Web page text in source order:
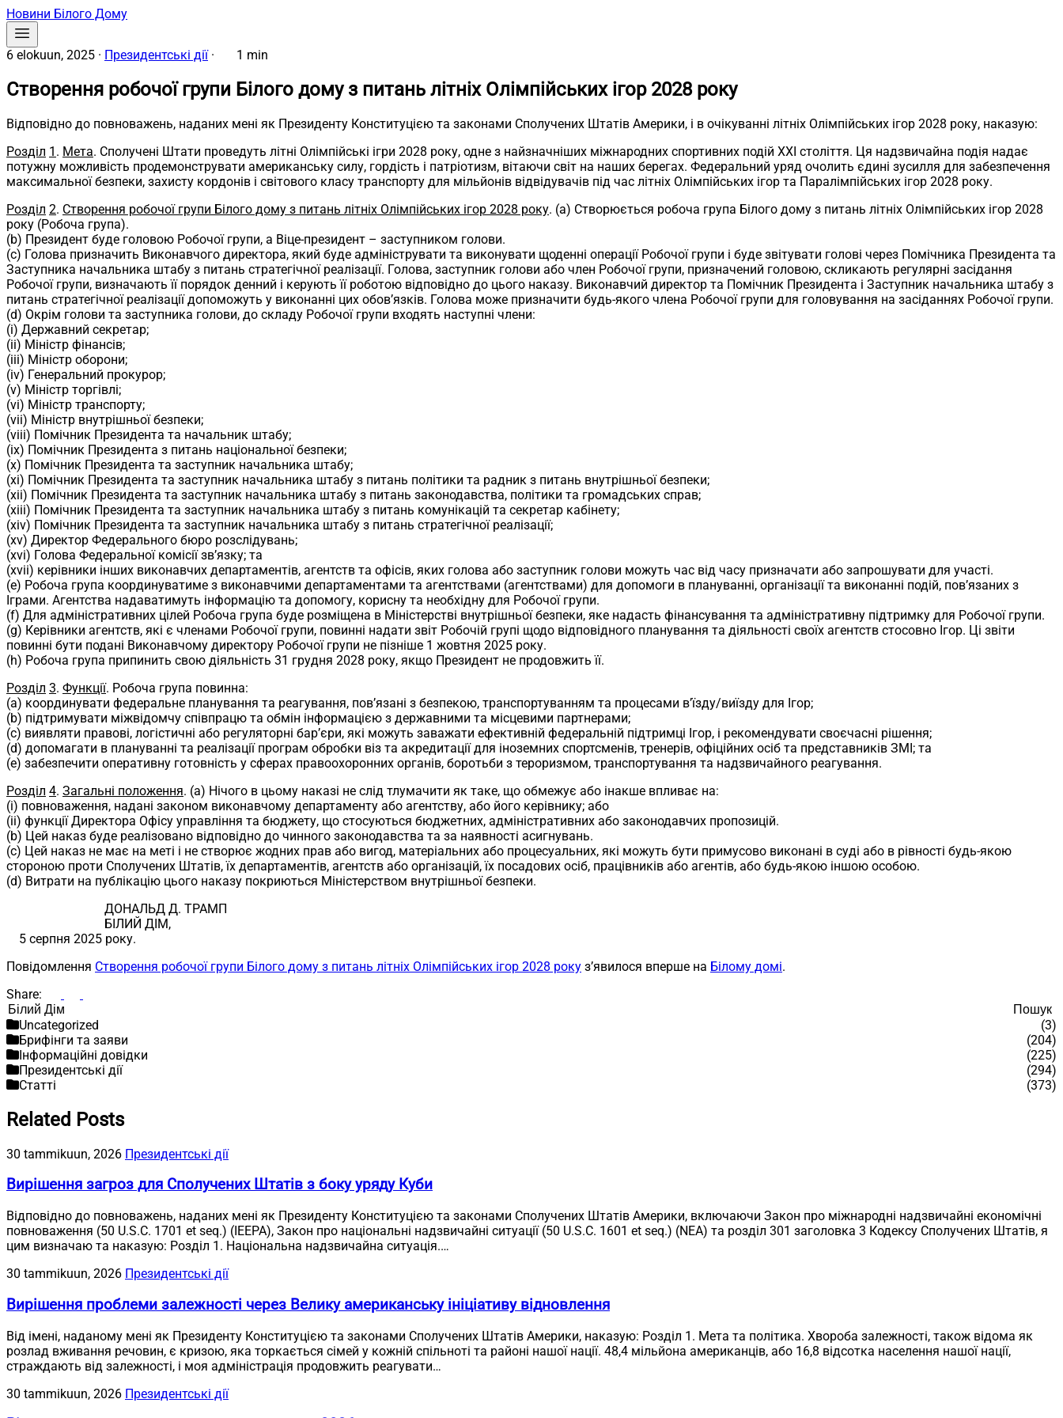
Новини Білого Дому
6 elokuun, 2025 · Президентські дії · 1 min
Створення робочої групи Білого дому з питань літніх Олімпійських ігор 2028 року
Відповідно до повноважень, наданих мені як Президенту Конституцією та законами Сполучених Штатів Америки, і в очікуванні літніх Олімпійських ігор 2028 року, наказую:
Розділ 1 . Мета. Сполучені Штати проведуть літні Олімпійські ігри 2028 року, одне з найзначніших міжнародних спортивних подій XXI століття. Ця надзвичайна подія надає
потужну можливість продемонструвати американську силу, гордість і патріотизм, вітаючи світ на наших берегах. Федеральний уряд очолить єдині зусилля для забезпечення
максимальної безпеки, захисту кордонів і світового класу транспорту для мільйонів відвідувачів під час літніх Олімпійських ігор та Паралімпійських ігор 2028 року.
Розділ 2. Створення робочої групи Білого дому з питань літніх Олімпійських ігор 2028 року. (a) Створюється робоча група Білого дому з питань літніх Олімпійських ігор 2028
року (Робоча група).
(b) Президент буде головою Робочої групи, а Віце-президент – заступником голови.
(c) Голова призначить Виконавчого директора, який буде адмініструвати та виконувати щоденні операції Робочої групи і буде звітувати голові через Помічника Президента та
Заступника начальника штабу з питань стратегічної реалізації. Голова, заступник голови або член Робочої групи, призначений головою, скликають регулярні засідання
Робочої групи, визначають її порядок денний і керують її роботою відповідно до цього наказу. Виконавчий директор та Помічник Президента і Заступник начальника штабу з
питань стратегічної реалізації допоможуть у виконанні цих обов’язків. Голова може призначити будь-якого члена Робочої групи для головування на засіданнях Робочої групи.
(d) Окрім голови та заступника голови, до складу Робочої групи входять наступні члени:
(i) Державний секретар;
(ii) Міністр фінансів;
(iii) Міністр оборони;
(iv) Генеральний прокурор;
(v) Міністр торгівлі;
(vi) Міністр транспорту;
(vii) Міністр внутрішньої безпеки;
(viii) Помічник Президента та начальник штабу;
(ix) Помічник Президента з питань національної безпеки;
(x) Помічник Президента та заступник начальника штабу;
(xi) Помічник Президента та заступник начальника штабу з питань політики та радник з питань внутрішньої безпеки;
(xii) Помічник Президента та заступник начальника штабу з питань законодавства, політики та громадських справ;
(xiii) Помічник Президента та заступник начальника штабу з питань комунікацій та секретар кабінету;
(xiv) Помічник Президента та заступник начальника штабу з питань стратегічної реалізації;
(xv) Директор Федерального бюро розслідувань;
(xvi) Голова Федеральної комісії зв’язку; та
(xvii) керівники інших виконавчих департаментів, агентств та офісів, яких голова або заступник голови можуть час від часу призначати або запрошувати для участі.
(e) Робоча група координуватиме з виконавчими департаментами та агентствами (агентствами) для допомоги в плануванні, організації та виконанні подій, пов’язаних з
Іграми. Агентства надаватимуть інформацію та допомогу, корисну та необхідну для Робочої групи.
(f) Для адміністративних цілей Робоча група буде розміщена в Міністерстві внутрішньої безпеки, яке надасть фінансування та адміністративну підтримку для Робочої групи.
(g) Керівники агентств, які є членами Робочої групи, повинні надати звіт Робочій групі щодо відповідного планування та діяльності своїх агентств стосовно Ігор. Ці звіти
повинні бути подані Виконавчому директору Робочої групи не пізніше 1 жовтня 2025 року.
(h) Робоча група припинить свою діяльність 31 грудня 2028 року, якщо Президент не продовжить її.
Розділ 3. Функції. Робоча група повинна:
(a) координувати федеральне планування та реагування, пов’язані з безпекою, транспортуванням та процесами в’їзду/виїзду для Ігор;
(b) підтримувати міжвідомчу співпрацю та обмін інформацією з державними та місцевими партнерами;
(c) виявляти правові, логістичні або регуляторні бар’єри, які можуть заважати ефективній федеральній підтримці Ігор, і рекомендувати своєчасні рішення;
(d) допомагати в плануванні та реалізації програм обробки віз та акредитації для іноземних спортсменів, тренерів, офіційних осіб та представників ЗМІ; та
(e) забезпечити оперативну готовність у сферах правоохоронних органів, боротьби з тероризмом, транспортування та надзвичайного реагування.
Розділ 4. Загальні положення. (a) Нічого в цьому наказі не слід тлумачити як таке, що обмежує або інакше впливає на:
(i) повноваження, надані законом виконавчому департаменту або агентству, або його керівнику; або
(ii) функції Директора Офісу управління та бюджету, що стосуються бюджетних, адміністративних або законодавчих пропозицій.
(b) Цей наказ буде реалізовано відповідно до чинного законодавства та за наявності асигнувань.
(c) Цей наказ не має на меті і не створює жодних прав або вигод, матеріальних або процесуальних, які можуть бути примусово виконані в суді або в рівності будь-якою
стороною проти Сполучених Штатів, їх департаментів, агентств або організацій, їх посадових осіб, працівників або агентів, або будь-якою іншою особою.
(d) Витрати на публікацію цього наказу покриються Міністерством внутрішньої безпеки.
ДОНАЛЬД Д. ТРАМП
БІЛИЙ ДІМ,
5 серпня 2025 року.
Повідомлення Створення робочої групи Білого дому з питань літніх Олімпійських ігор 2028 року з’явилося вперше на Білому домі.
Share:
Пошук
Пошук
Uncategorized
(3)
Брифінги та заяви
(204)
Інформаційні довідки
(225)
Президентські дії
(294)
Статті
(373)
Related Posts
30 tammikuun, 2026 Президентські дії
Вирішення загроз для Сполучених Штатів з боку уряду Куби
Відповідно до повноважень, наданих мені як Президенту Конституцією та законами Сполучених Штатів Америки, включаючи Закон про міжнародні надзвичайні економічні
повноваження (50 U.S.C. 1701 et seq.) (IEEPA), Закон про національні надзвичайні ситуації (50 U.S.C. 1601 et seq.) (NEA) та розділ 301 заголовка 3 Кодексу Сполучених Штатів, я
цим визначаю та наказую: Розділ 1. Національна надзвичайна ситуація.…
30 tammikuun, 2026 Президентські дії
Вирішення проблеми залежності через Велику американську ініціативу відновлення
Від імені, наданому мені як Президенту Конституцією та законами Сполучених Штатів Америки, наказую: Розділ 1. Мета та політика. Хвороба залежності, також відома як
розлад вживання речовин, є кризою, яка торкається сімей у кожній спільноті та районі нашої нації. 48,4 мільйона американців, або 16,8 відсотка населення нашої нації,
страждають від залежності, і моя адміністрація продовжить реагувати…
30 tammikuun, 2026 Президентські дії